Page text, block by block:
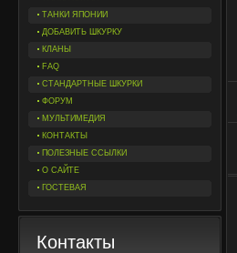
ТАНКИ ЯПОНИИ
ДОБАВИТЬ ШКУРКУ
КЛАНЫ
FAQ
СТАНДАРТНЫЕ ШКУРКИ
ФОРУМ
МУЛЬТИМЕДИЯ
КОНТАКТЫ
ПОЛЕЗНЫЕ ССЫЛКИ
О САЙТЕ
ГОСТЕВАЯ
Контакты